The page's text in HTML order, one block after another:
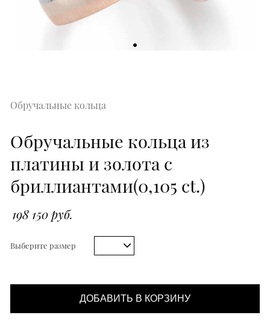
Обручальные кольца
Обручальные кольца из
платины и золота с
бриллиантами(0,105 ct.)
198 150 руб.
Выберите размер
ДОБАВИТЬ В КОРЗИНУ